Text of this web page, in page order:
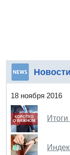
Новости
18 ноября 2016